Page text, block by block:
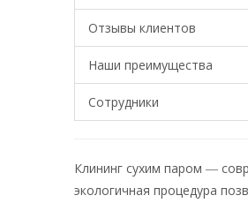
Отзывы клиентов
Наши преимущества
Сотрудники
Клининг сухим паром ―
экологичная процедура